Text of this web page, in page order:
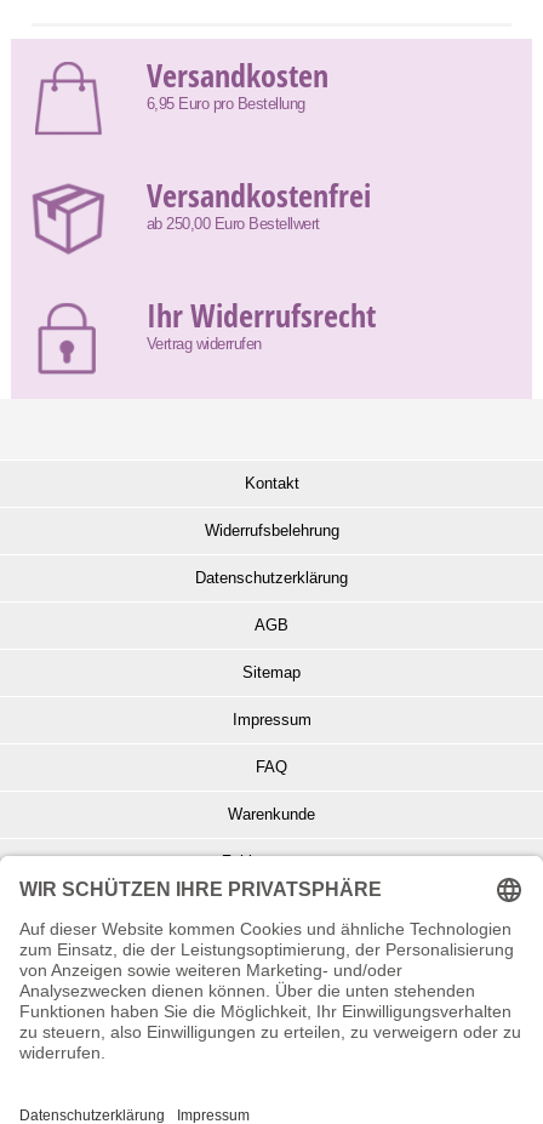
Versandkosten
6,95 Euro pro Bestellung
Versandkostenfrei
ab 250,00 Euro Bestellwert
Ihr Widerrufsrecht
Vertrag widerrufen
Kontakt
Widerrufsbelehrung
Datenschutzerklärung
AGB
Sitemap
Impressum
FAQ
Warenkunde
Zahlungsarten
Info zu Elektro- u. Elektronikgeräten
Batterieentsorgung
Informationen zur Echtheit von Kundenbewertungen